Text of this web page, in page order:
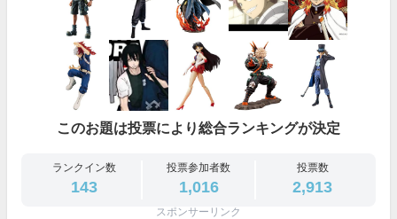
このお題は投票により総合ランキングが決定
ランクイン数
143
投票参加者数
1,016
投票数
2,913
スポンサーリンク